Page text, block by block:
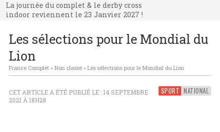
La journée du complet & le derby cross
indoor reviennent le 23 Janvier 2027 !
indoor reviennent le 23 Janvier 2027 !
Les sélections pour le Mondial du
Lion
France Complet» Non classé» Les sélections pour le Mondial du Lion
SPORT NATIONAL
CET ARTICLE A ÉTÉ PUBLIÉ LE : 14 SEPTEMBRE
2021 À 18H28